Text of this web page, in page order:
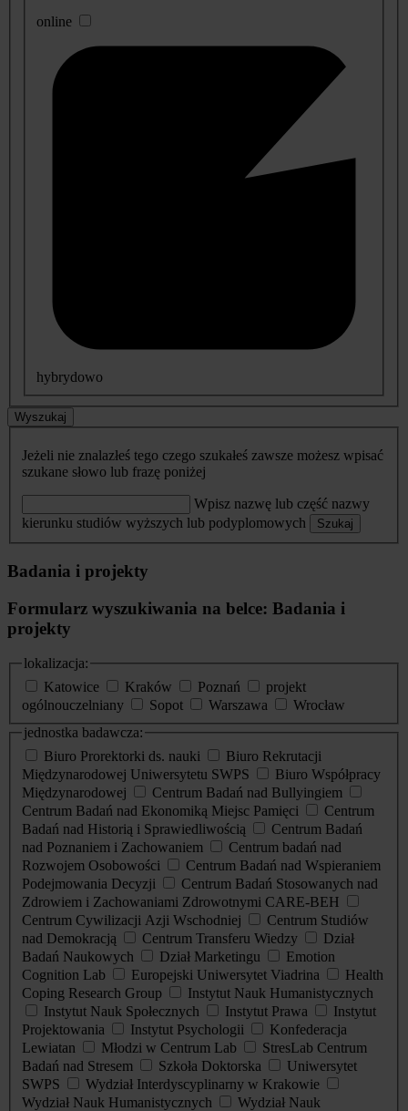
online
hybrydowo
Wyszukaj
Jeżeli nie znalazłeś tego czego szukałeś zawsze możesz wpisać
szukane słowo lub frazę poniżej
Wpisz nazwę lub część nazwy
kierunku studiów wyższych lub podyplomowych
Szukaj
Badania i projekty
Formularz wyszukiwania na belce: Badania i
projekty
lokalizacja:
Katowice
Kraków Poznań
projekt
ogólnouczelniany
Sopot Warszawa
Wrocław
jednostka badawcza:
Biuro Prorektorki ds. nauki
Biuro Rekrutacji
Międzynarodowej Uniwersytetu SWPS
Biuro Współpracy
Międzynarodowej
Centrum Badań nad Bullyingiem
Centrum Badań nad Ekonomiką Miejsc Pamięci
Centrum
Badań nad Historią i Sprawiedliwością
Centrum Badań
nad Poznaniem i Zachowaniem
Centrum badań nad
Rozwojem Osobowości
Centrum Badań nad Wspieraniem
Podejmowania Decyzji
Centrum Badań Stosowanych nad
Zdrowiem i Zachowaniami Zdrowotnymi CARE-BEH
Centrum Cywilizacji Azji Wschodniej
Centrum Studiów
nad Demokracją
Centrum Transferu Wiedzy
Dział
Badań Naukowych
Dział Marketingu
Emotion
Cognition Lab
Europejski Uniwersytet Viadrina
Health
Coping Research Group
Instytut Nauk Humanistycznych
Instytut Nauk Społecznych
Instytut Prawa
Instytut
Projektowania
Instytut Psychologii
Konfederacja
Lewiatan
Młodzi w Centrum Lab
StresLab Centrum
Badań nad Stresem
Szkoła Doktorska
Uniwersytet
SWPS
Wydział Interdyscyplinarny w Krakowie
Wydział Nauk Humanistycznych
Wydział Nauk